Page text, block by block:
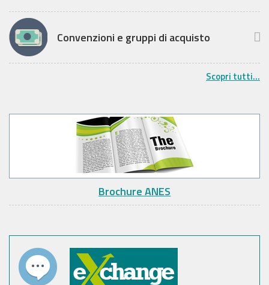
Convenzioni e gruppi di acquisto
Scopri tutti...
Brochure ANES